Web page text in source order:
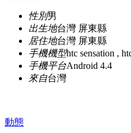
性別男
出生地台灣 屏東縣
居住地台灣 屏東縣
手機機型htc sensation ,
手機平台Android 4.4
來自台灣
動態